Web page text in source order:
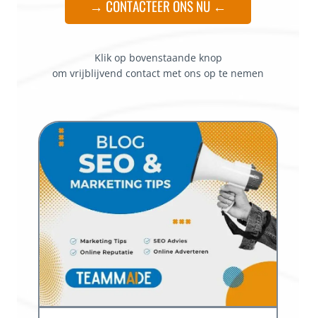
→ CONTACTEER ONS NU ←
Klik op bovenstaande knop
om vrijblijvend contact met ons op te nemen